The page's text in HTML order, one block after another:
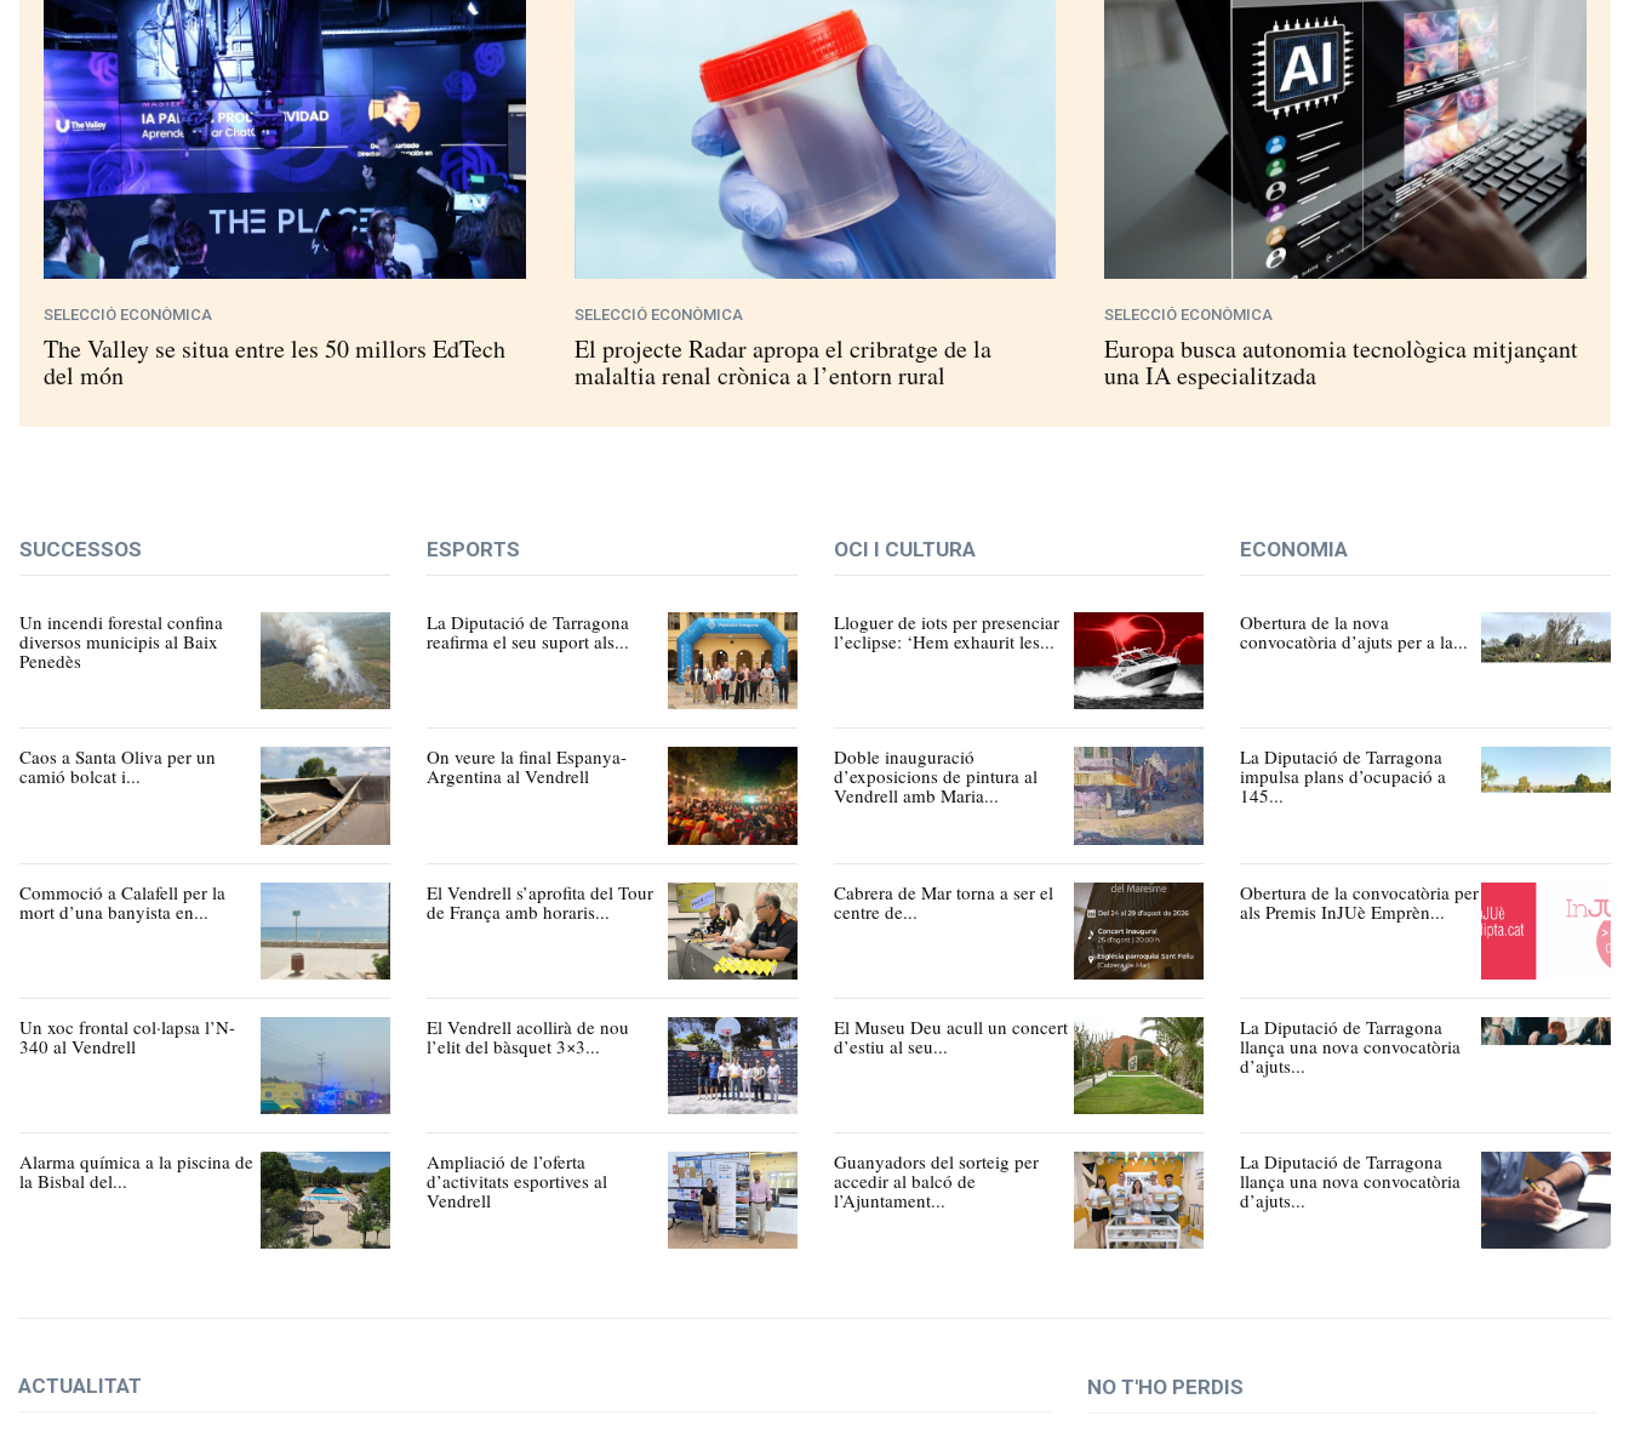
SELECCIÓ ECONÒMICA
The Valley se situa entre les 50 millors EdTech
del món
SELECCIÓ ECONÒMICA
El projecte Radar apropa el cribratge de la
malaltia renal crònica a l’entorn rural
SELECCIÓ ECONÒMICA
Europa busca autonomia tecnològica mitjançant
una IA especialitzada
SUCCESSOS
Un incendi forestal confina
diversos municipis al Baix
Penedès
Caos a Santa Oliva per un
camió bolcat i...
Commoció a Calafell per la
mort d’una banyista en...
Un xoc frontal col·lapsa l’N-
340 al Vendrell
Alarma química a la piscina de
la Bisbal del...
ESPORTS
La Diputació de Tarragona
reafirma el seu suport als...
On veure la final Espanya-
Argentina al Vendrell
El Vendrell s’aprofita del Tour
de França amb horaris...
El Vendrell acollirà de nou
l’elit del bàsquet 3×3...
Ampliació de l’oferta
d’activitats esportives al
Vendrell
OCI I CULTURA
Lloguer de iots per presenciar
l’eclipse: ‘Hem exhaurit les...
Doble inauguració
d’exposicions de pintura al
Vendrell amb Maria...
Cabrera de Mar torna a ser el
centre de...
El Museu Deu acull un concert
d’estiu al seu...
Guanyadors del sorteig per
accedir al balcó de
l’Ajuntament...
ECONOMIA
Obertura de la nova
convocatòria d’ajuts per a la...
La Diputació de Tarragona
impulsa plans d’ocupació a
145...
Obertura de la convocatòria per
als Premis InJUè Emprèn...
La Diputació de Tarragona
llança una nova convocatòria
d’ajuts...
La Diputació de Tarragona
llança una nova convocatòria
d’ajuts...
ACTUALITAT NO T'HO PERDIS